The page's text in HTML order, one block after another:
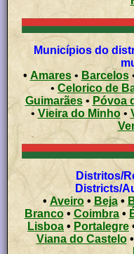
Municípios do
• Amares• Barcelos
•
Celorico
Guimarães• Póvoa
• Vieira do Minho•
Distritos/Regiões
Districts/
• Aveiro• Beja•
Branco• Coimbra•
Lisboa • Portalegre
Viana do Castelo•